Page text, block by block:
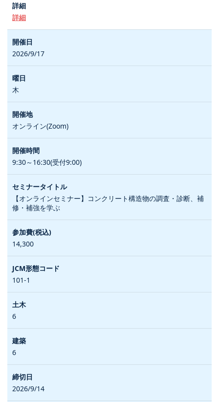
詳細
2026/9/17
木
オンライン(Zoom)
9:30～16:30(受付9:00)
【オンラインセミナー】コンクリート構造物の調査・診断、補
修・補強を学ぶ
14,300
101-1
6
6
2026/9/14